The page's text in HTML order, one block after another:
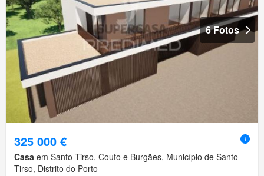
6 Fotos
325 000 €
Casa em Santo Tirso, Couto e Burgães, Município de Santo
Tirso, Distrito do Porto